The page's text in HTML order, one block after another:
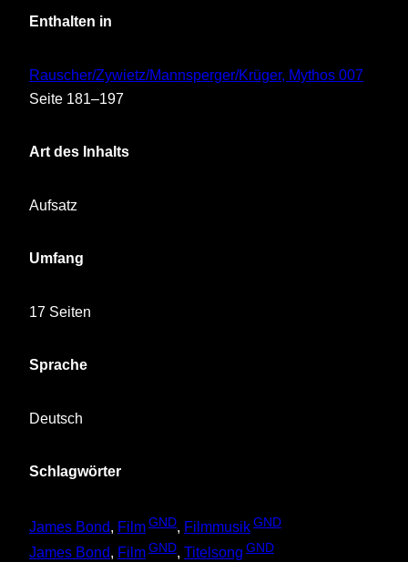
Enthalten in
Rauscher/Zywietz/Mannsperger/Krüger, Mythos 007
Seite 181–197
Art des Inhalts
Aufsatz
Umfang
17 Seiten
Sprache
Deutsch
Schlagwörter
James Bond, Film GND, Filmmusik GND
James Bond, Film GND, Titelsong GND